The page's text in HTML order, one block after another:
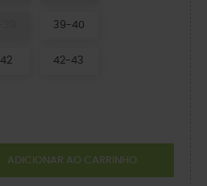
39-40
42-43
ADICIONAR AO CARRINHO